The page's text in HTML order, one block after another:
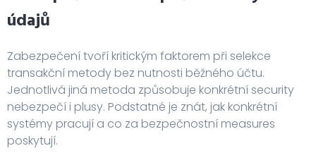
údajů
Zabezpečení tvoří kritickým faktorem při selekce
transakční metody bez nutnosti běžného účtu.
Jednotlivá jiná metoda způsobuje konkrétní security
nebezpečí i plusy. Podstatné je znát, jak konkrétní
systémy pracují a co za bezpečnostní measures
poskytují.